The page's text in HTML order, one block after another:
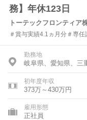
務】年休123日
トーテックフロンティア
＃賞与実績4.1ヵ月分＃専
勤務地
岐阜県、愛知県、三
初年度年収
373万～430万円
雇用形態
正社員